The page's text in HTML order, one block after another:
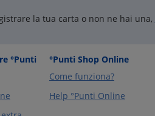
la tua carta o non ne hai una,
°Punti
°Punti Shop Online
Come funziona?
Help °Punti Online